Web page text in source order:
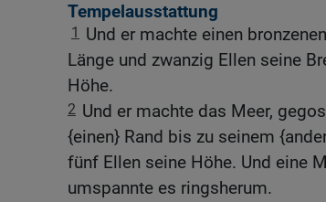
Tempelausstattung
1
Und er machte einen
Länge und zwanzig Ellen seine
Höhe.
2 Und er machte das Meer,
{einen} Rand bis zu seinem
fünf Ellen seine Höhe. Und eine
umspannte es ringsherum.